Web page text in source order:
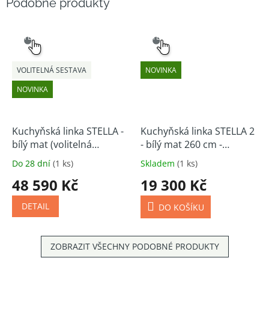
NOVINKA
VOLITELNÁ SESTAVA
VÝBĚR
Kuchyňská linka STELLA -
bílý mat (volitelná
sestava) - skladem
Do 28 dní (1 ks)
48 590 Kč
DETAIL
NOVINKA
VÝBĚR
Kuchyňská linka STELLA 2
- bílý mat 260 cm -
skladem
Skladem (1 ks)
19 300 Kč
DO KOŠÍKU
ZOBRAZIT VŠECHNY PODOBNÉ PRODUKTY